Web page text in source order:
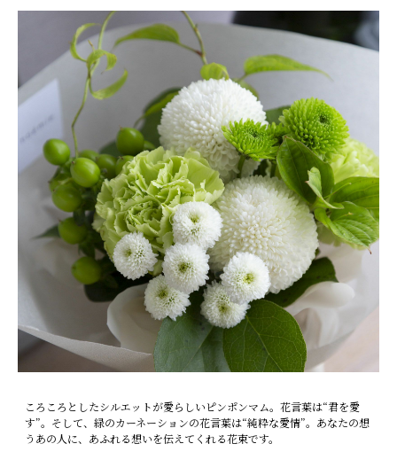
ころころとしたシルエットが愛らしいピンポンマム。花言葉は“君を愛
す”。そして、緑のカーネーションの花言葉は“純粋な愛情”。あなたの想
うあの人に、あふれる想いを伝えてくれる花束です。